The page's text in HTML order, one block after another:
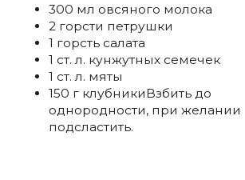
300 мл овсяного молока
2 горсти петрушки
1 горсть салата
1 ст. л. кунжутных семечек
1 ст. л. мяты
150 г клубникиВзбить до
однородности, при желании
подсластить.